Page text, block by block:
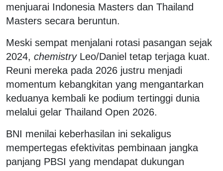
menjuarai Indonesia Masters dan Thailand
Masters secara beruntun.
Meski sempat menjalani rotasi pasangan sejak
2024, chemistryLeo/Daniel tetap terjaga kuat.
Reuni mereka pada 2026 justru menjadi
momentum kebangkitan yang mengantarkan
keduanya kembali ke podium tertinggi dunia
melalui gelar Thailand Open 2026.
BNI menilai keberhasilan ini sekaligus
mempertegas efektivitas pembinaan jangka
panjang PBSI yang mendapat dukungan